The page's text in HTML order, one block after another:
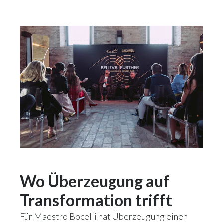
Wo Überzeugung auf
Transformation trifft
Für Maestro Bocelli hat Überzeugung einen